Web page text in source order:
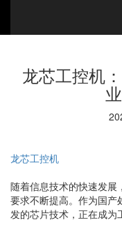
龙芯工控机
龙芯工控机
随着信息技术的快速发展
要求不断提高。作为国产
发的芯片技术，正在成为